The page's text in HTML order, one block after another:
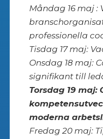
Måndag 16 maj :
professionella
Tisdag 17 maj:
Onsdag 18 maj:
signifikant till
Torsdag 19 maj:
moderna
Fredag 20 maj: